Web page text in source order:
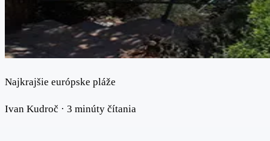
Najkrajšie európske pláže
Ivan Kudroč · 3 minúty čítania